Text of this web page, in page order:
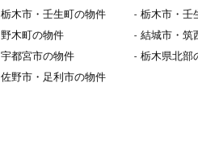
栃木市・壬生町の物件
野木町の物件
宇都宮市の物件
佐野市・足利市の物件
栃木市・壬
結城市・筑
栃木県北部